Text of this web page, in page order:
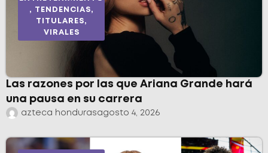
,
TENDENCIAS,
TITULARES,
VIRALES
Las razones por las que Ariana Grande hará
una pausa en su carrera
azteca hondurasagosto 4, 2026